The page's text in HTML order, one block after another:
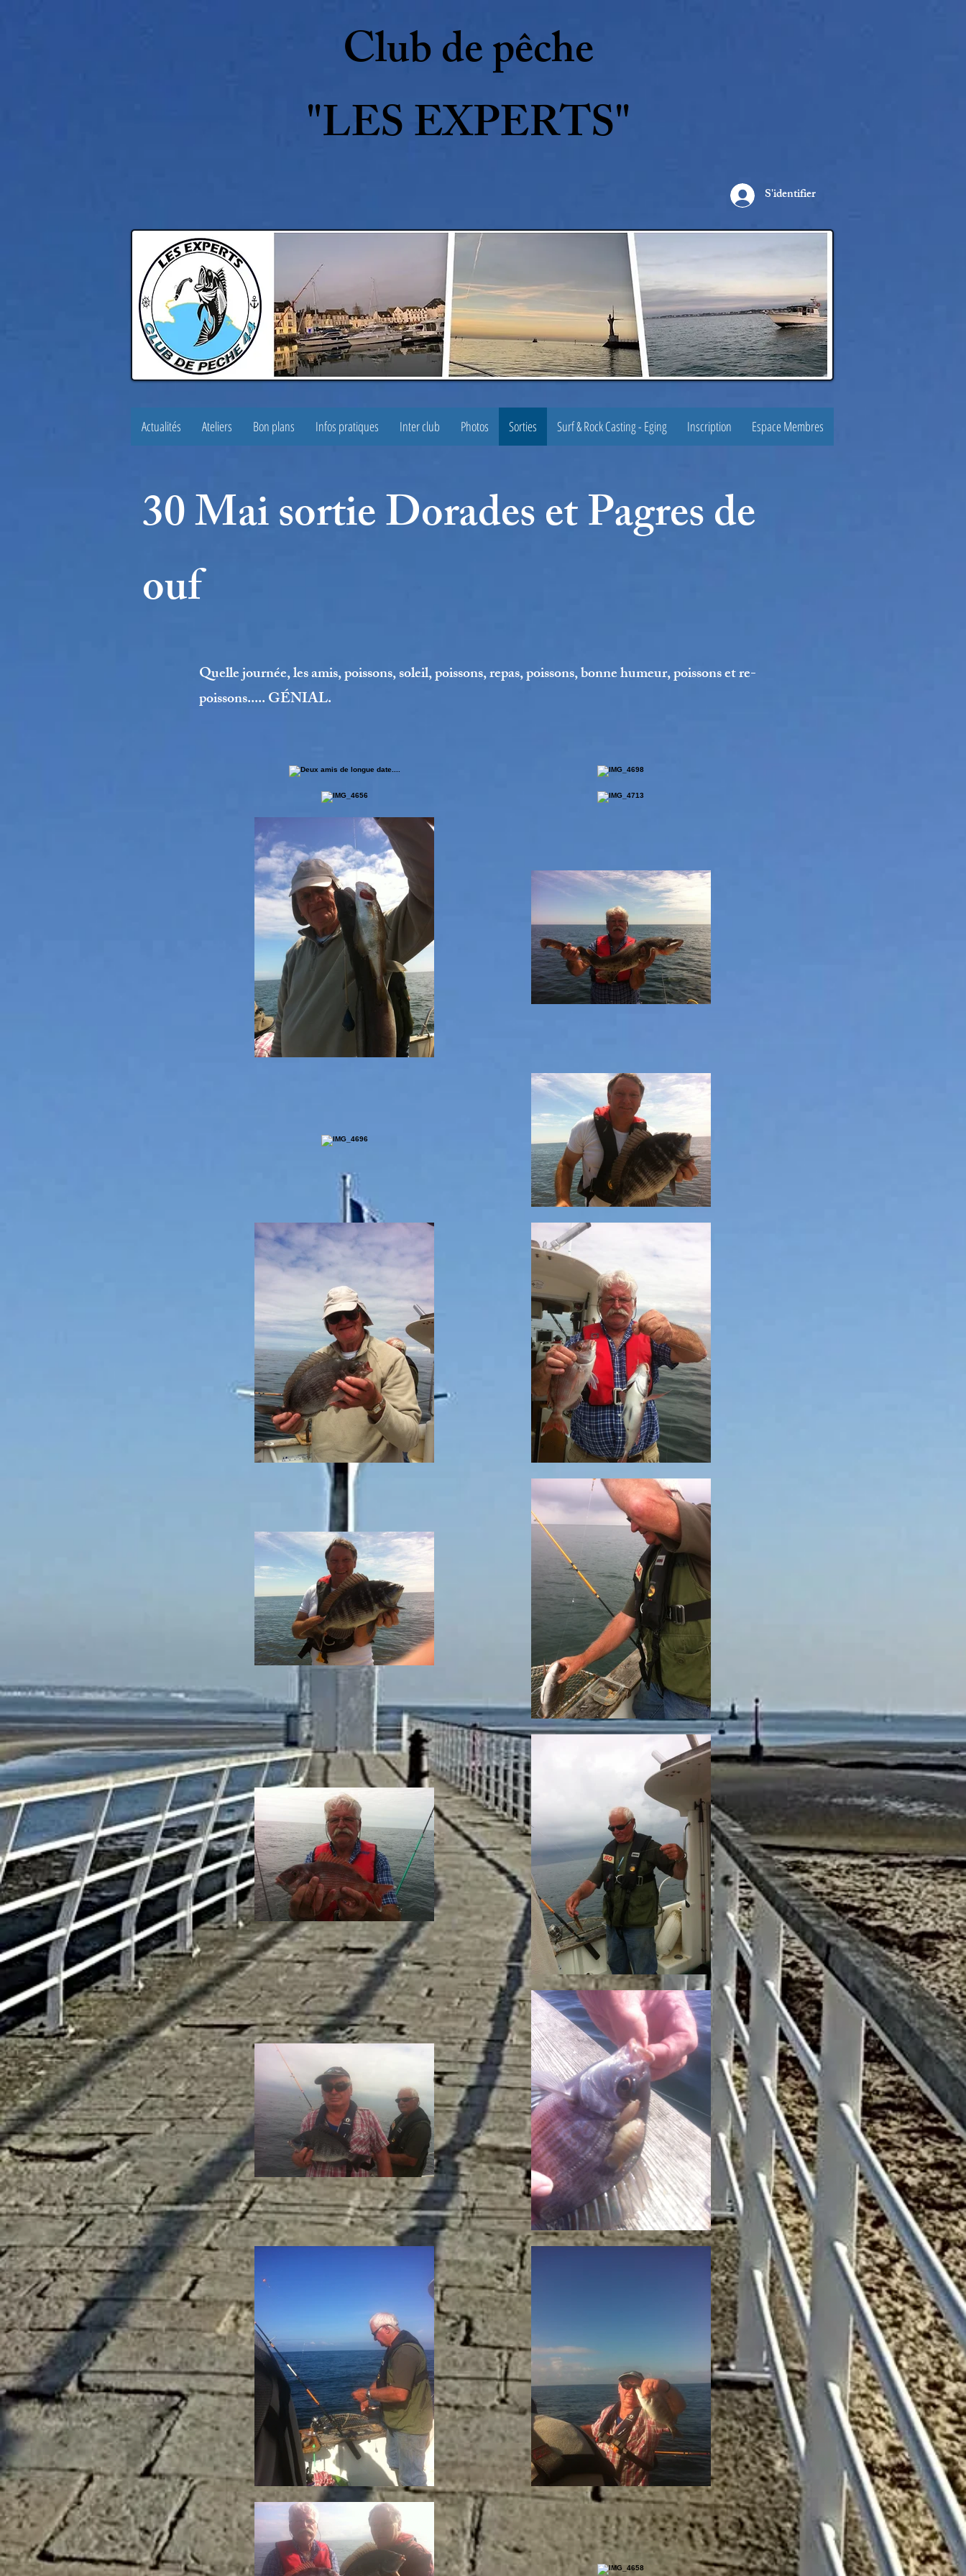
Club de pêche
"LES EXPERTS"
S'identifier
Actualités Ateliers Bon plans Infos pratiques Inter club Photos Sorties Surf & Rock Casting - Eging Inscription Espace Membres
30 Mai sortie Dorades et Pagres de
ouf
Quelle journée, les amis, poissons, soleil, poissons, repas, poissons, bonne humeur, poissons et re-
poissons..... GÉNIAL.